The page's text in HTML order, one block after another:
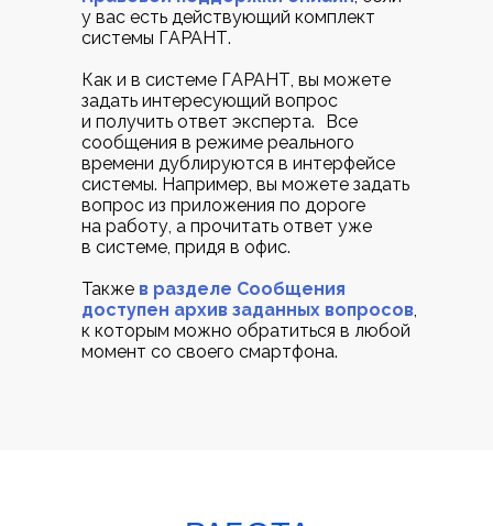
у вас есть действующий комплект
системы ГАРАНТ.
Как и в системе ГАРАНТ, вы можете
задать интересующий вопрос
и получить ответ эксперта. Все
сообщения в режиме реального
времени дублируются в интерфейсе
системы. Например, вы можете задать
вопрос из приложения по дороге
на работу, а прочитать ответ уже
в системе, придя в офис.
Также в разделе Сообщения
доступен архив заданных вопросов,
к которым можно обратиться в любой
момент со своего смартфона.